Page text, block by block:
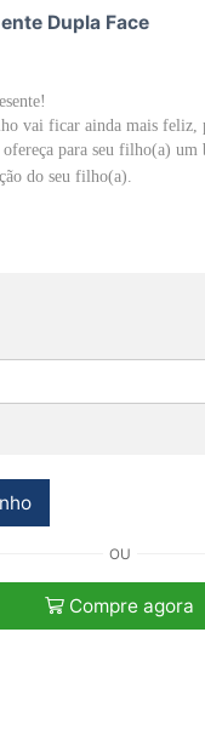
Dupla Face
vai ficar ainda mais feliz,
para seu filho(a) um
do seu filho(a).
OU
Compre agora